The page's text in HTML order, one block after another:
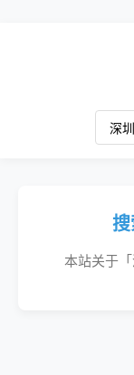
搜
本站关于